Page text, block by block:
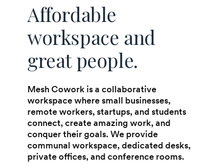
Affordable
workspace and
great people.
Mesh Cowork is a collaborative
workspace where small businesses,
remote workers, startups, and students
connect, create amazing work, and
conquer their goals. We provide
communal workspace, dedicated desks,
private offices, and conference rooms.